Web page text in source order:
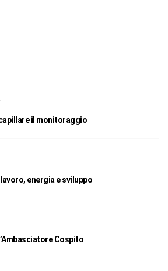
il monitoraggio
energia e sviluppo
Cospito